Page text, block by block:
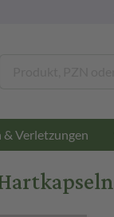
& Verletzungen